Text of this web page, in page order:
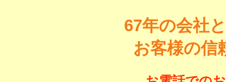
67年の会社
お客様の信